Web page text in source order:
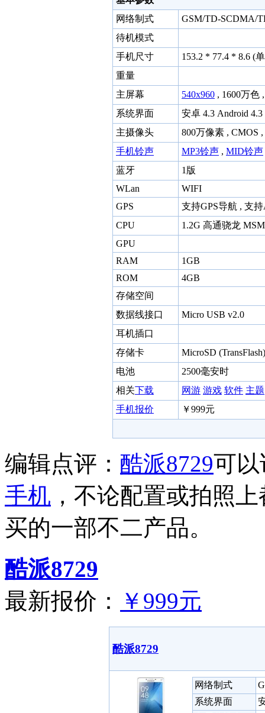
网络制式
GSM/TD-SCDMA/
待机模式
手机尺寸
153.2 * 77.4 * 8.6 (
重量
主屏幕
540x960 , 1600万色
系统界面
安卓 4.3 Android 4.3
主摄像头
800万像素 , CMOS
手机铃声
MP3铃声 , MID铃声
蓝牙
1版
WLan
WIFI
GPS
支持GPS导航 , 支持
CPU
1.2G 高通骁龙
GPU
RAM
1GB
ROM
4GB
存储空间
数据线接口
Micro USB v2.0
耳机插口
存储卡
MicroSD
电池
2500毫安时
相关下载 网游 游戏 软件 主题
手机报价
￥999元
编辑点评： 酷派8729可
手机 ，不论配置或拍照
买的一部不二产品。
酷派8729
最新报价：
￥999元
酷派8729
网络制式
系统界面